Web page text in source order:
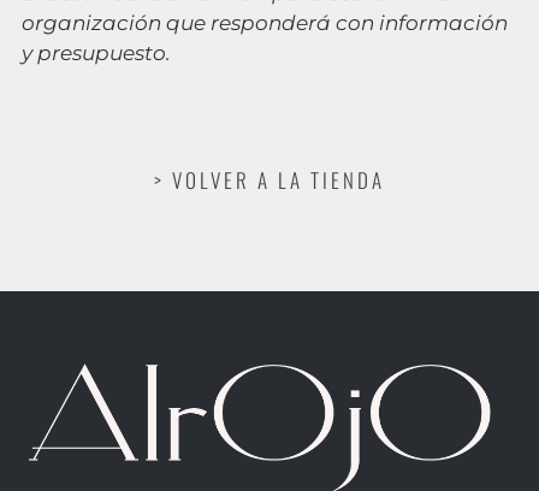
organización que responderá con información
y presupuesto.
> VOLVER A LA TIENDA